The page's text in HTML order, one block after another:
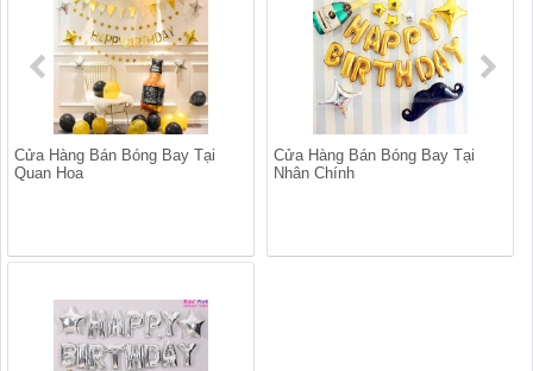
Cửa Hàng Bán Bóng Bay Tại
Quan Hoa
Cửa Hàng Bán Bóng Bay Tại
Nhân Chính